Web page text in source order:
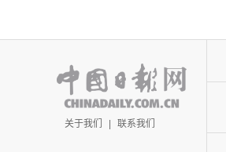
关于我们 | 联系我们